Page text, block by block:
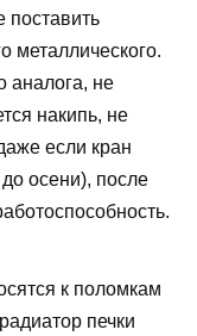
поставить
металлического.
аналога, не
накипь, не
если кран
осени), после
к поломкам
печки